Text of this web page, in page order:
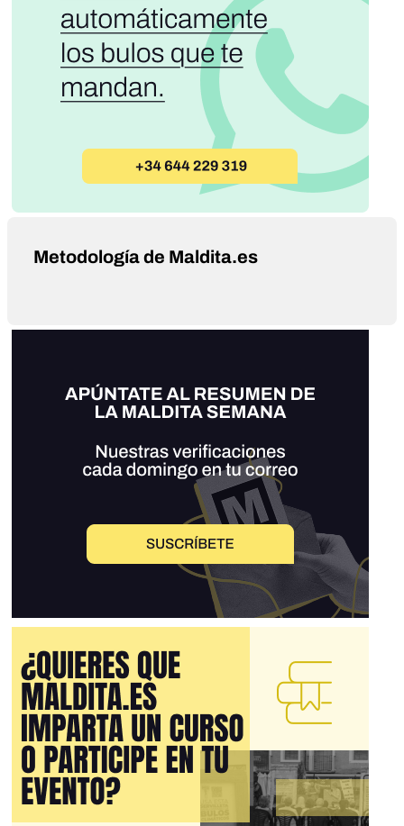
Metodología de Maldita.es